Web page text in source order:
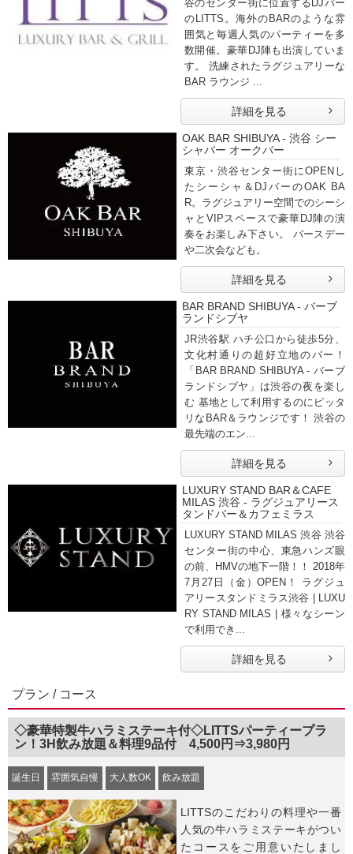
谷のセンター街に位置するDJバー
のLITTS。海外のBARのような雰
囲気と毎週人気のパーティーを多
数開催。豪華DJ陣も出演していま
す。 洗練されたラグジュアリーな
BAR ラウンジ ...
詳細を見る
OAK BAR SHIBUYA - 渋谷 シー
シャバー オークバー
東京・渋谷センター街にOPENし
たシーシャ＆DJバーのOAK BA
R。ラグジュアリー空間でのシーシ
ャとVIPスペースで豪華DJ陣の演
奏をお楽しみ下さい。 バースデー
や二次会なども。
詳細を見る
BAR BRAND SHIBUYA - バーブ
ランドシブヤ
JR渋谷駅 ハチ公口から徒歩5分、
文化村通りの超好立地のバー！
「BAR BRAND SHIBUYA - バーブ
ランドシブヤ」は渋谷の夜を楽し
む 基地として利用するのにピッタ
リなBAR＆ラウンジです！ 渋谷の
最先端のエン...
詳細を見る
LUXURY STAND BAR＆CAFE
MILAS 渋谷 - ラグジュアリース
タンドバー＆カフェミラス
LUXURY STAND MILAS 渋谷 渋谷
センター街の中心、東急ハンズ眼
の前、HMVの地下一階！！ 2018年
7月27日（金）OPEN！ ラグジュ
アリースタンドミラス渋谷 | LUXU
RY STAND MILAS | 様々なシーン
で利用でき...
詳細を見る
プラン / コース
◇豪華特製牛ハラミステーキ付◇LITTSパーティープラ
ン！3H飲み放題＆料理9品付 4,500円⇒3,980円
誕生日 雰囲気自慢 大人数OK 飲み放題
LITTSのこだわりの料理や一番
人気の牛ハラミステーキがつい
たコースをご用意いたしまし